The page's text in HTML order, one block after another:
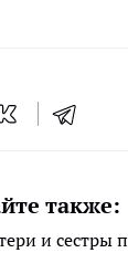
также:
и сестры